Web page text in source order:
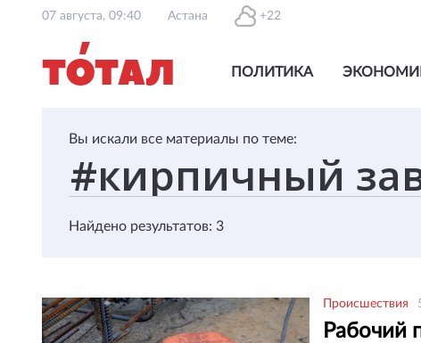
07 августа, 09:40 Астана +22
ПОЛИТИКА
Вы искали все материалы по теме:
Найдено результатов: 3
Происшествия
Рабочий